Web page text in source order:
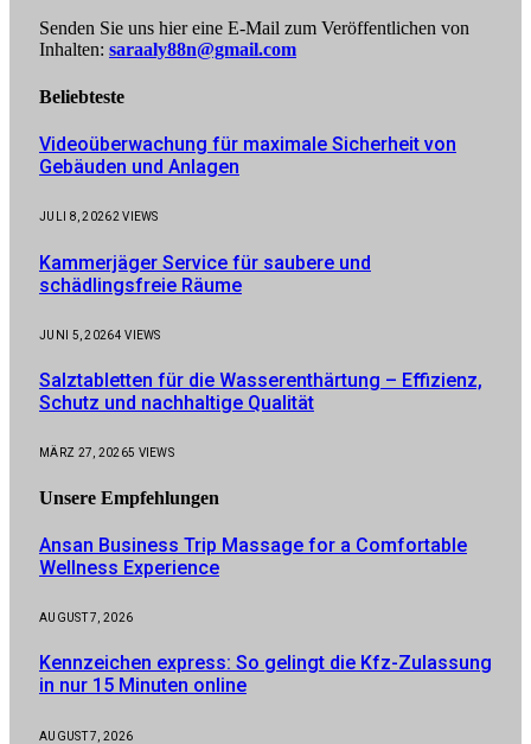
Senden Sie uns hier eine E-Mail zum Veröffentlichen von
Inhalten: saraaly88n@gmail.com
Beliebteste
Videoüberwachung für maximale Sicherheit von
Gebäuden und Anlagen
JULI 8, 20262VIEWS
Kammerjäger Service für saubere und
schädlingsfreie Räume
JUNI 5, 20264VIEWS
Salztabletten für die Wasserenthärtung – Effizienz,
Schutz und nachhaltige Qualität
MÄRZ 27, 20265 VIEWS
Unsere Empfehlungen
Ansan Business Trip Massage for a Comfortable
Wellness Experience
AUGUST 7, 2026
Kennzeichen express: So gelingt die Kfz-Zulassung
in nur 15 Minuten online
AUGUST 7, 2026